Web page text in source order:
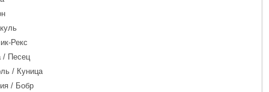
Рекс
/ Песец
/ Куница
/ Бобр